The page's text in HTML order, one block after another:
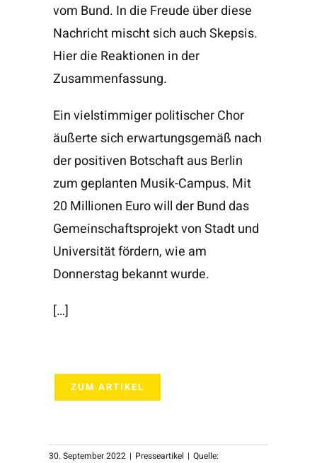
vom Bund. In die Freude über diese
Nachricht mischt sich auch Skepsis.
Hier die Reaktionen in der
Zusammenfassung.
Ein vielstimmiger politischer Chor
äußerte sich erwartungsgemäß nach
der positiven Botschaft aus Berlin
zum geplanten Musik-Campus. Mit
20 Millionen Euro will der Bund das
Gemeinschaftsprojekt von Stadt und
Universität fördern, wie am
Donnerstag bekannt wurde.
[…]
ZUM ARTIKEL
30. September 2022 | Presseartikel | Quelle: